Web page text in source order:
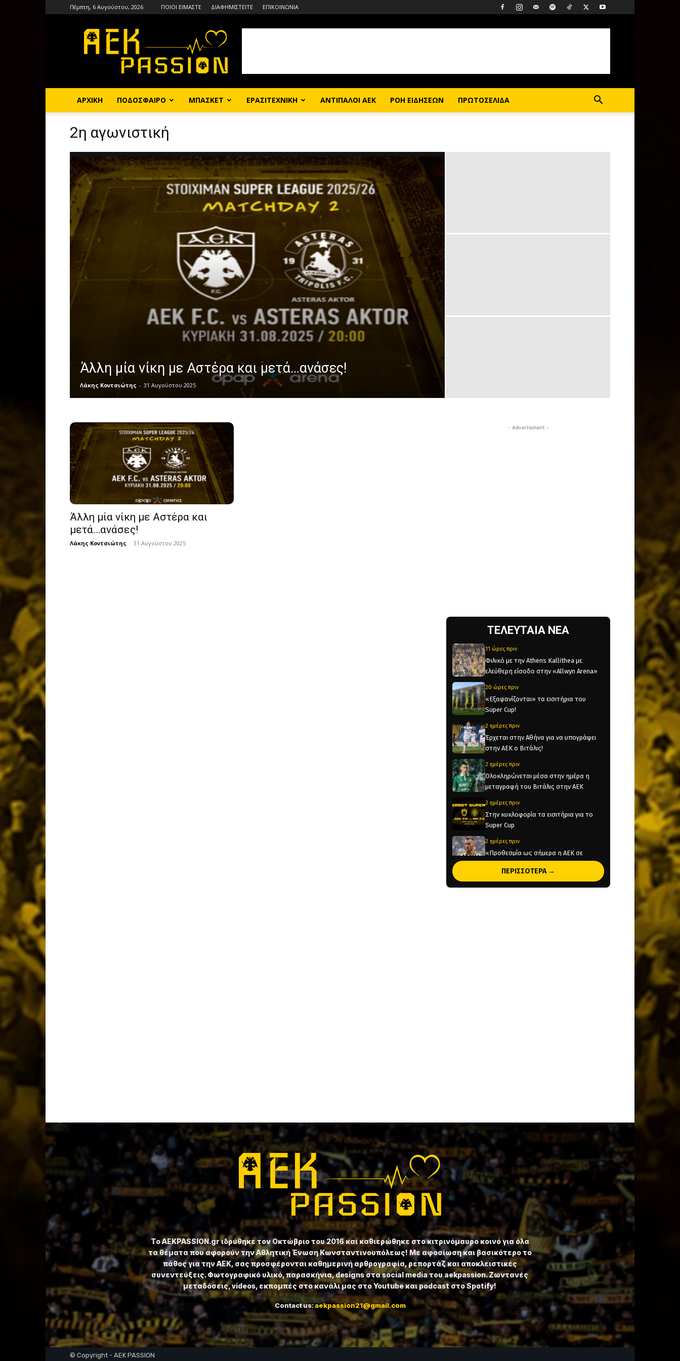
Πέμπτη, 6 Αυγούστου, 2026 ΠΟΙΟΙ ΕΙΜΑΣΤΕ ΔΙΑΦΗΜΙΣΤΕΙΤΕ ΕΠΙΚΟΙΝΩΝΙΑ
ΑΡΧΙΚΗ ΠΟΔΟΣΦΑΙΡΟ ΜΠΑΣΚΕΤ ΕΡΑΣΙΤΕΧΝΙΚΗ ΑΝΤΙΠΑΛΟΙ ΑΕΚ ΡΟΗ ΕΙΔΗΣΕΩΝ ΠΡΩΤΟΣΕΛΙΔΑ
2η αγωνιστική
Άλλη μία νίκη με Αστέρα και μετά…ανάσες!
Λάκης Κοντσιώτης - 31 Αυγούστου 2025
Άλλη μία νίκη με Αστέρα και
μετά…ανάσες!
Λάκης Κοντσιώτης - 31 Αυγούστου 2025
- Advertisment -
ΤΕΛΕΥΤΑΙΑ ΝΕΑ
11 ώρες πριν
Φιλικό με την Athens Kallithea με
ελεύθερη είσοδο στην «Allwyn Arena»
20 ώρες πριν
«Εξαφανίζονται» τα εισιτήρια του
Super Cup!
2 ημέρες πριν
Έρχεται στην Αθήνα για να υπογράψει
στην ΑΕΚ ο Βιτάλις!
2 ημέρες πριν
Ολοκληρώνεται μέσα στην ημέρα η
μεταγραφή του Βιτάλις στην ΑΕΚ
2 ημέρες πριν
Στην κυκλοφορία τα εισιτήρια για το
Super Cup
2 ημέρες πριν
«Προθεσμία ως σήμερα η ΑΕΚ σε
ΠΕΡΙΣΣΟΤΕΡΑ →
Το ⁦AEKPASSION.gr⁩ ιδρύθηκε τον Οκτώβριο του 2016 και καθιερώθηκε στο κιτρινόμαυρο κοινό για όλα
τα θέματα που αφορούν την Αθλητική Ένωση Κωνσταντινουπόλεως! Με αφοσίωση και βασικότερο το
πάθος για την ΑΕΚ, σας προσφέρονται καθημερινή αρθρογραφία, ρεπορτάζ και αποκλειστικές
συνεντεύξεις. Φωτογραφικό υλικό, παρασκήνια, designs στα social media του aekpassion. Ζωντανές
μεταδόσεις, videos, εκπομπές στο κανάλι μας στο Youtube και podcast στο Spotify!
Contact us:aekpassion21@gmail.com
© Copyright - AEK PASSION